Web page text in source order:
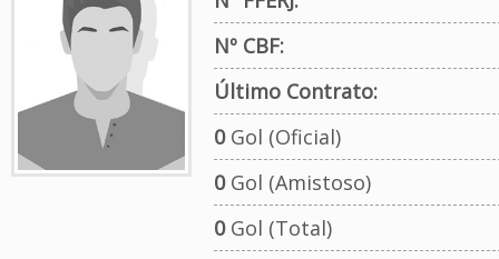
Nº CBF:
Último Contrato:
0Gol (Oficial)
0Gol (Amistoso)
0Gol (Total)